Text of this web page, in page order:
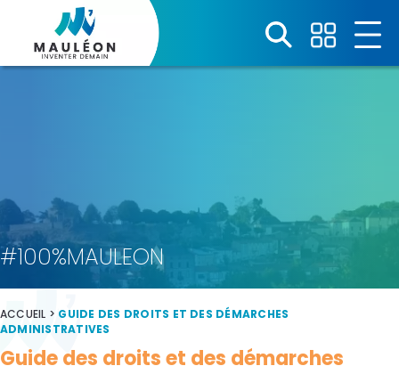
#100%MAULEON
ACCUEIL > GUIDE DES DROITS ET DES DÉMARCHES
ADMINISTRATIVES
Guide des droits et des démarches
Panneau de gestion des cookies